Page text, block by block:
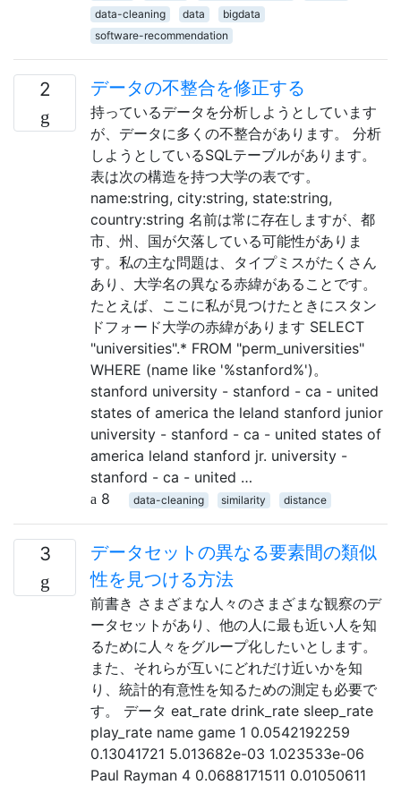
data-cleaning
data
bigdata
software-recommendation
2 データの不整合を修正する
持っているデータを分析しようとしています
が、データに多くの不整合があります。 分析
しようとしているSQLテーブルがあります。
表は次の構造を持つ大学の表です。
name:string, city:string, state:string,
country:string 名前は常に存在しますが、都
市、州、国が欠落している可能性がありま
す。私の主な問題は、タイプミスがたくさん
あり、大学名の異なる赤緯があることです。
たとえば、ここに私が見つけたときにスタン
ドフォード大学の赤緯があります SELECT
"universities".* FROM "perm_universities"
WHERE (name like '%stanford%')。
stanford university - stanford - ca - united
states of america the leland stanford junior
university - stanford - ca - united states of
america leland stanford jr. university -
stanford - ca - united …
8
data-cleaning similarity distance
3
データセットの異なる要素間の類似
性を見つける方法
前書き さまざまな人々のさまざまな観察のデ
ータセットがあり、他の人に最も近い人を知
るために人々をグループ化したいとします。
また、それらが互いにどれだけ近いかを知
り、統計的有意性を知るための測定も必要で
す。 データ eat_rate drink_rate sleep_rate
play_rate name game 1 0.0542192259
0.13041721 5.013682e-03 1.023533e-06
Paul Rayman 4 0.0688171511 0.01050611